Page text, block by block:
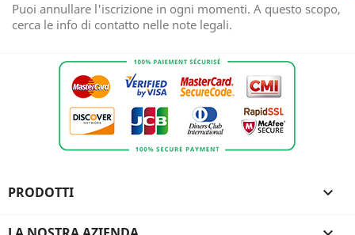
Puoi annullare l'iscrizione in ogni momenti. A questo scopo,
cerca le info di contatto nelle note legali.
PRODOTTI 